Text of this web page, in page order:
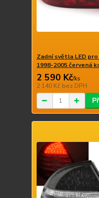
Zadní světla LED pro
1998-2005 červená
2 590 Kč/ks
2 140 Kč bez DPH